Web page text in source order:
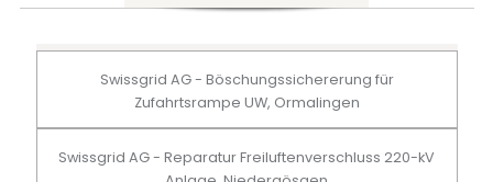
Swissgrid AG - Böschungssichererung für
Zufahrtsrampe UW, Ormalingen
Swissgrid AG - Reparatur Freiluftenverschluss 220-kV